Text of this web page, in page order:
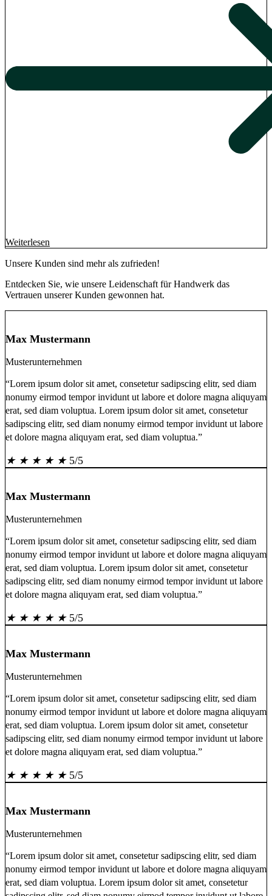
Weiterlesen
Unsere Kunden sind mehr als zufrieden!
Entdecken Sie, wie unsere Leidenschaft für Handwerk das
Vertrauen unserer Kunden gewonnen hat.
Max Mustermann
Musterunternehmen
“Lorem ipsum dolor sit amet, consetetur sadipscing elitr, sed diam
nonumy eirmod tempor invidunt ut labore et dolore magna aliquyam
erat, sed diam voluptua. Lorem ipsum dolor sit amet, consetetur
sadipscing elitr, sed diam nonumy eirmod tempor invidunt ut labore
et dolore magna aliquyam erat, sed diam voluptua.”
★ ★ ★ ★ ★ 5/5
Max Mustermann
Musterunternehmen
“Lorem ipsum dolor sit amet, consetetur sadipscing elitr, sed diam
nonumy eirmod tempor invidunt ut labore et dolore magna aliquyam
erat, sed diam voluptua. Lorem ipsum dolor sit amet, consetetur
sadipscing elitr, sed diam nonumy eirmod tempor invidunt ut labore
et dolore magna aliquyam erat, sed diam voluptua.”
★ ★ ★ ★ ★ 5/5
Max Mustermann
Musterunternehmen
“Lorem ipsum dolor sit amet, consetetur sadipscing elitr, sed diam
nonumy eirmod tempor invidunt ut labore et dolore magna aliquyam
erat, sed diam voluptua. Lorem ipsum dolor sit amet, consetetur
sadipscing elitr, sed diam nonumy eirmod tempor invidunt ut labore
et dolore magna aliquyam erat, sed diam voluptua.”
★ ★ ★ ★ ★ 5/5
Max Mustermann
Musterunternehmen
“Lorem ipsum dolor sit amet, consetetur sadipscing elitr, sed diam
nonumy eirmod tempor invidunt ut labore et dolore magna aliquyam
erat, sed diam voluptua. Lorem ipsum dolor sit amet, consetetur